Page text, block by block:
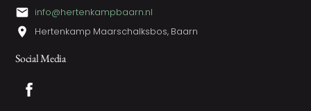
info@hertenkampbaarn.nl
Hertenkamp Maarschalksbos, Baarn
Social Media